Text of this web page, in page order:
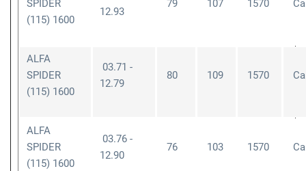
SPIDER
(115) 1600
12.93
79 107 1570
ALFA
SPIDER
(115) 1600
03.71 -
12.79
80 109 1570
ALFA
SPIDER
(115) 1600
03.76 -
12.90
76 103 1570